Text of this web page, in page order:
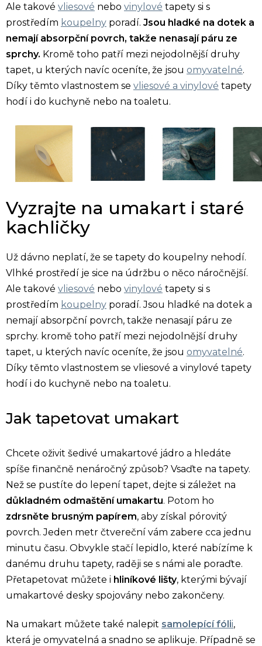
Ale takové vliesové nebo vinylové tapety si s
prostředím koupelny poradí. Jsou hladké na dotek a
nemají absorpční povrch, takže nenasají páru ze
sprchy. Kromě toho patří mezi nejodolnější druhy
tapet, u kterých navíc oceníte, že jsou omyvatelné.
Díky těmto vlastnostem se vliesové a vinylové tapety
hodí i do kuchyně nebo na toaletu.
Vyzrajte na umakart i staré
kachličky
Už dávno neplatí, že se tapety do koupelny nehodí.
Vlhké prostředí je sice na údržbu o něco náročnější.
Ale takové vliesové nebo vinylové tapety si s
prostředím koupelny poradí. Jsou hladké na dotek a
nemají absorpční povrch, takže nenasají páru ze
sprchy. kromě toho patří mezi nejodolnější druhy
tapet, u kterých navíc oceníte, že jsou omyvatelné.
Díky těmto vlastnostem se vliesové a vinylové tapety
hodí i do kuchyně nebo na toaletu.
Jak tapetovat umakart
Chcete oživit šedivé umakartové jádro a hledáte
spíše finančně nenáročný způsob? Vsaďte na tapety.
Než se pustíte do lepení tapet, dejte si záležet na
důkladném odmaštění umakartu. Potom ho
zdrsněte brusným papírem, aby získal pórovitý
povrch. Jeden metr čtvereční vám zabere cca jednu
minutu času. Obvykle stačí lepidlo, které nabízíme k
danému druhu tapety, raději se s námi ale poraďte.
Přetapetovat můžete i hliníkové lišty, kterými bývají
umakartové desky spojovány nebo zakončeny.
Na umakart můžete také nalepit samolepící fólii,
která je omyvatelná a snadno se aplikuje. Případně se